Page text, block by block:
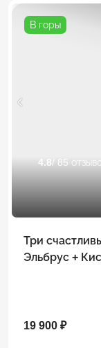
В горы
4.8/ 85
Три
Эльбрус +
19 900 ₽